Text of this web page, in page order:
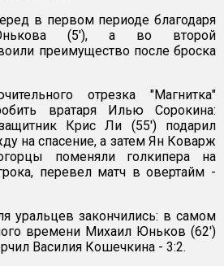
в первом периоде благодаря
(5'), а во второй
преимущество после броска
отрезка "Магнитка"
вратаря Илью Сорокина:
Крис Ли (55') подарил
на спасение, а затем Ян Коварж
поменяли голкипера на
перевел матч в овертайм -
уральцев закончились: в самом
времени Михаил Юньков (62')
Василия Кошечкина - 3:2.